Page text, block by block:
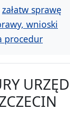
załatw sprawę
wnioski
procedur